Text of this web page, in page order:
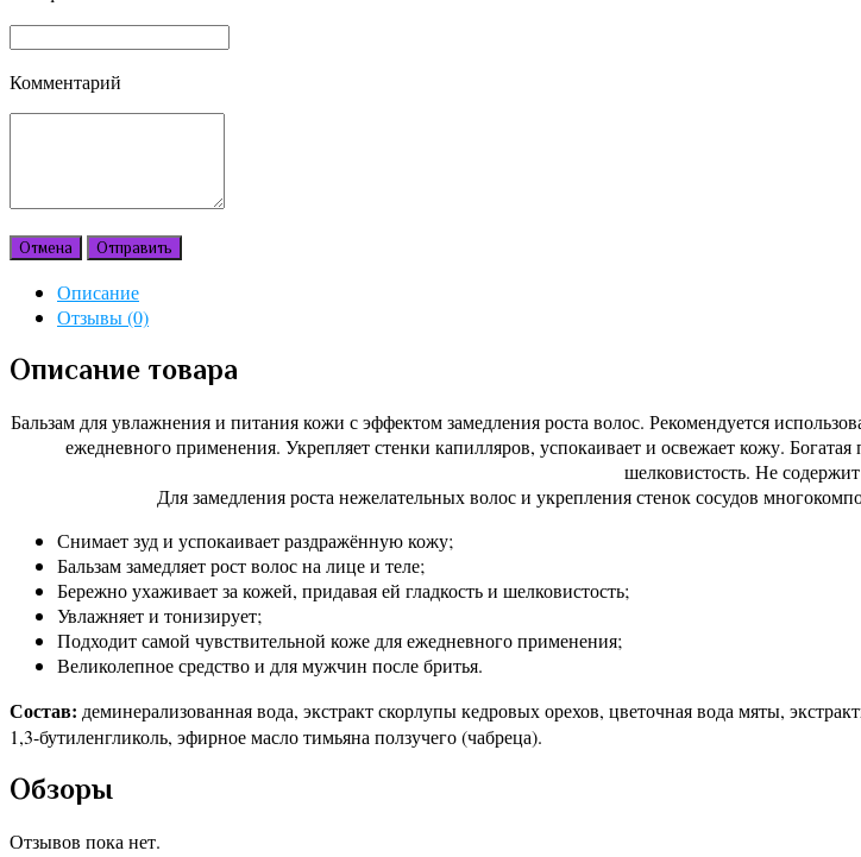
Комментарий
Отмена Отправить
Описание
Отзывы (0)
Описание товара
Бальзам для увлажнения и питания кожи с эффектом замедления роста волос. Рекомендуется
ежедневного применения. Укрепляет стенки капилляров, успокаивает и освежает кожу.
шелковистость. Не
Для замедления роста нежелательных волос и укрепления стенок сосудов
Снимает зуд и успокаивает раздражённую кожу;
Бальзам замедляет рост волос на лице и теле;
Бережно ухаживает за кожей, придавая ей гладкость и шелковистость;
Увлажняет и тонизирует;
Подходит самой чувствительной коже для ежедневного применения;
Великолепное средство и для мужчин после бритья.
Состав: деминерализованная вода, экстракт скорлупы кедровых орехов, цветочная вода мяты,
1,3-бутиленгликоль, эфирное масло тимьяна ползучего (чабреца).
Обзоры
Отзывов пока нет.